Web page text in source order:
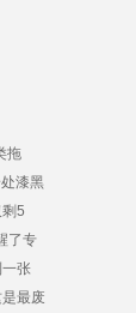
拖
漆黑
5
了专
张
最废